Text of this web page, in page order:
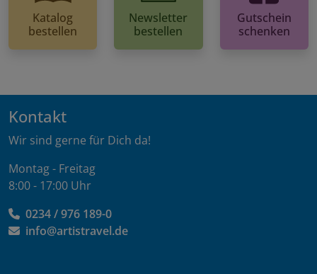
Katalog
bestellen
Newsletter
bestellen
Gutschein
schenken
Kontakt
Wir sind gerne für Dich da!
Montag - Freitag
8:00 - 17:00 Uhr
0234 / 976 189-0
info@artistravel.de